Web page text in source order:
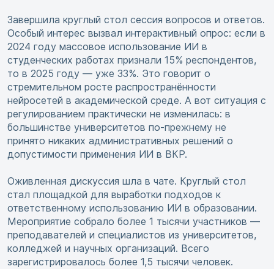
Завершила круглый стол сессия вопросов и ответов.
Особый интерес вызвал интерактивный опрос: если в
2024 году массовое использование ИИ в
студенческих работах признали 15% респондентов,
то в 2025 году — уже 33%. Это говорит о
стремительном росте распространённости
нейросетей в академической среде. А вот ситуация с
регулированием практически не изменилась: в
большинстве университетов по-прежнему не
принято никаких административных решений о
допустимости применения ИИ в ВКР.
Оживленная дискуссия шла в чате. Круглый стол
стал площадкой для выработки подходов к
ответственному использованию ИИ в образовании.
Мероприятие собрало более 1 тысячи участников —
преподавателей и специалистов из университетов,
колледжей и научных организаций. Всего
зарегистрировалось более 1,5 тысячи человек.